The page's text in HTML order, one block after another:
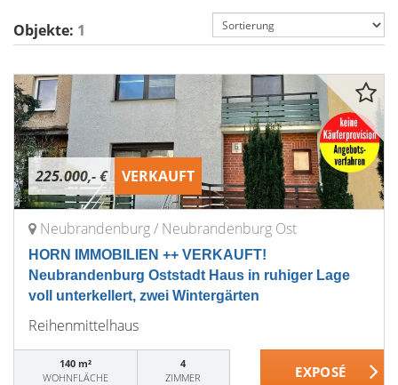
Objekte: 1
225.000,- € VERKAUFT
Neubrandenburg / Neubrandenburg Ost
HORN IMMOBILIEN ++ VERKAUFT!
Neubrandenburg Oststadt Haus in ruhiger Lage
voll unterkellert, zwei Wintergärten
Reihenmittelhaus
140 m²
WOHNFLÄCHE
4
ZIMMER